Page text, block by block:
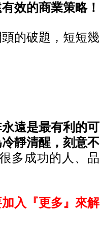
效的商業策略！
的破題，短短幾
遠是最有利的可
靜清醒，刻意不
多成功的人、品
入『更多』來解